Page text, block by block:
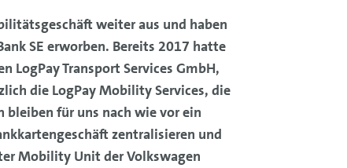
weiter aus und haben
SE erworben. Bereits 2017 hatte
LogPay Transport Services GmbH,
die LogPay Mobility Services, die
für uns nach wie vor ein
zentralisieren und
Mobility Unit der Volkswagen